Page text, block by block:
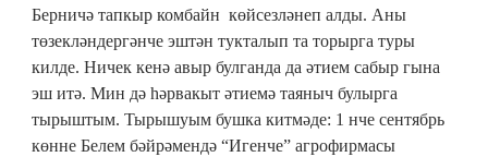
Берничә тапкыр комбайн көйсезләнеп алды. Аны
төзекләндергәнче эштән тукталып та торырга туры
килде. Ничек кенә авыр булганда да әтием сабыр гына
эш итә. Мин дә һәрвакыт әтиемә таяныч булырга
тырыштым. Тырышуым бушка китмәде: 1 нче сентябрь
көнне Белем бәйрәмендә “Игенче” агрофирмасы